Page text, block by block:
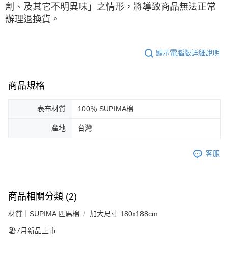
劑、及其它不明異味」之情形，將導致商品無法正常
辦理退換貨。
顯示電腦版詳細說明
商品規格
表布材質 100％ SUPIMA棉
產地 台灣
客服
商品相關分類 (2)
材質｜SUPIMA 匹馬棉 加大尺寸 180x188cm
🏖️7月新品上市